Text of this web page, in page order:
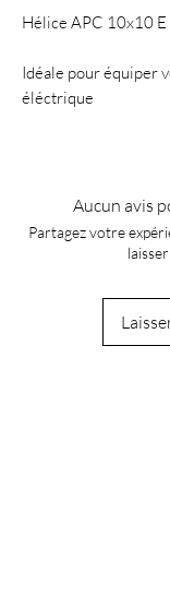
Hélice APC 10x10 E
Idéale pour équiper
éléctrique
Aucun avis
Partagez votre